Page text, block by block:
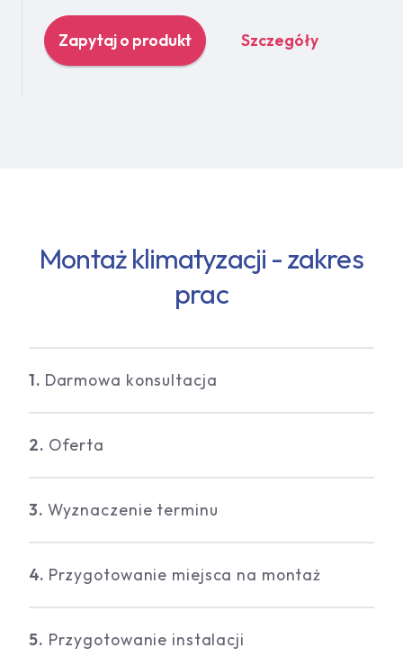
Zapytaj o produkt Szczegóły
Montaż klimatyzacji - zakres
prac
1. Darmowa konsultacja
2. Oferta
3. Wyznaczenie terminu
4. Przygotowanie miejsca na montaż
5. Przygotowanie instalacji